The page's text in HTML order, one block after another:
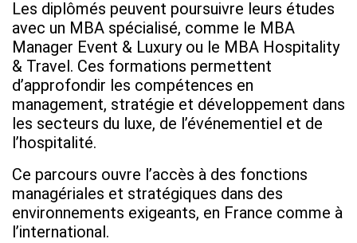
Les diplômés peuvent poursuivre leurs études
avec un MBA spécialisé, comme le MBA
Manager Event & Luxury ou le MBA Hospitality
& Travel. Ces formations permettent
d’approfondir les compétences en
management, stratégie et développement dans
les secteurs du luxe, de l’événementiel et de
l’hospitalité.
Ce parcours ouvre l’accès à des fonctions
managériales et stratégiques dans des
environnements exigeants, en France comme à
l’international.